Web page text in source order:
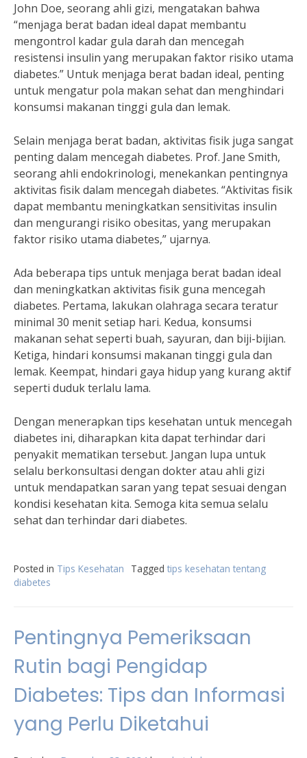
John Doe, seorang ahli gizi, mengatakan bahwa
“menjaga berat badan ideal dapat membantu
mengontrol kadar gula darah dan mencegah
resistensi insulin yang merupakan faktor risiko utama
diabetes.” Untuk menjaga berat badan ideal, penting
untuk mengatur pola makan sehat dan menghindari
konsumsi makanan tinggi gula dan lemak.
Selain menjaga berat badan, aktivitas fisik juga sangat
penting dalam mencegah diabetes. Prof. Jane Smith,
seorang ahli endokrinologi, menekankan pentingnya
aktivitas fisik dalam mencegah diabetes. “Aktivitas fisik
dapat membantu meningkatkan sensitivitas insulin
dan mengurangi risiko obesitas, yang merupakan
faktor risiko utama diabetes,” ujarnya.
Ada beberapa tips untuk menjaga berat badan ideal
dan meningkatkan aktivitas fisik guna mencegah
diabetes. Pertama, lakukan olahraga secara teratur
minimal 30 menit setiap hari. Kedua, konsumsi
makanan sehat seperti buah, sayuran, dan biji-bijian.
Ketiga, hindari konsumsi makanan tinggi gula dan
lemak. Keempat, hindari gaya hidup yang kurang aktif
seperti duduk terlalu lama.
Dengan menerapkan tips kesehatan untuk mencegah
diabetes ini, diharapkan kita dapat terhindar dari
penyakit mematikan tersebut. Jangan lupa untuk
selalu berkonsultasi dengan dokter atau ahli gizi
untuk mendapatkan saran yang tepat sesuai dengan
kondisi kesehatan kita. Semoga kita semua selalu
sehat dan terhindar dari diabetes.
Posted in Tips Kesehatan Tagged tips kesehatan tentang
diabetes
Pentingnya Pemeriksaan
Rutin bagi Pengidap
Diabetes: Tips dan Informasi
yang Perlu Diketahui